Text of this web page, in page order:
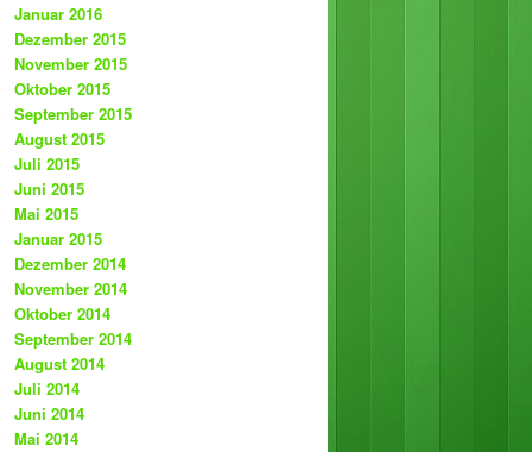
Januar 2016
Dezember 2015
November 2015
Oktober 2015
September 2015
August 2015
Juli 2015
Juni 2015
Mai 2015
Januar 2015
Dezember 2014
November 2014
Oktober 2014
September 2014
August 2014
Juli 2014
Juni 2014
Mai 2014